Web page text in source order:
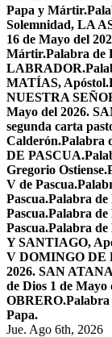
Papa y Mártir.
Solemnidad, LA
16 de Mayo del
Mártir.Palabra de
LABRADOR.
MATÍAS, Apóstol.
NUESTRA
Mayo del 2026.
segunda carta
Calderón.Palabra
DE PASCUA.
Gregorio Ostiense.
V de Pascua.
Pascua.Palabra de
Pascua.Palabra de
Pascua.Palabra de
Y SANTIAGO,
V DOMINGO DE
2026. SAN
de Dios 1 de
OBRERO.Palabra
Papa.
Jue. Ago 6th, 2026